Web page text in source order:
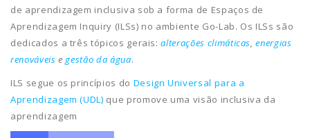
de aprendizagem inclusiva sob a forma de Espaços de
Aprendizagem Inquiry (ILSs) no ambiente Go-Lab. Os ILSs são
dedicados a três tópicos gerais:alterações climáticas,energias
renováveis egestão da água.
ILS segue os princípios do Design Universal para a
Aprendizagem (UDL) que promove uma visão inclusiva da
aprendizagem